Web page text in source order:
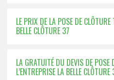
LE PRIX DE LA POSE DE
BELLE CLÔTURE 37
LA GRATUITÉ DU DEVIS DE POSE
L’ENTREPRISE LA BELLE CLÔTURE